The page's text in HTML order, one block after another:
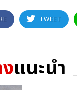
TWEET
แนะนำ